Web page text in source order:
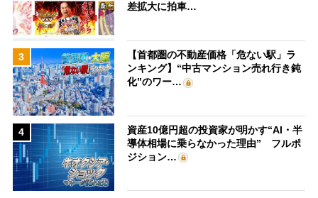
差拡大に拍車…
3
【首都圏の不動産価格「危ない駅」ラ
ンキング】“中古マンション売れ行き鈍
化”のワー…
4
資産10億円超の投資家が明かす“AI・半
導体相場に乗らなかった理由” フルポ
ジション…